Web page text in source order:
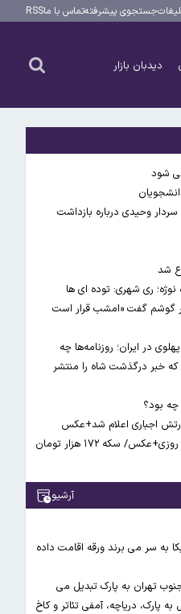
جستجوی پیشرفتهتماس با ماRSS
دیدبان بازار
شود
وحیدی درباره بازداشت
شد
ری شهری: توده ای ها
گوشم گفت «امشب قرار است
در ایران؛ روزنامه‌ها چه
که خبر درگذشت شاه را منتشر
قیمت سکه و طلا ۲۰سال پیش در چنین روزی+عکس/ سکه ۱۷۲ هزار تومان
آرشیو
به سر می برند ورقه اقامت داده
گودهای جنوب تهران به پارک تبدیل می
به پارک، دریاچه، آمفی تئاتر و کاخ